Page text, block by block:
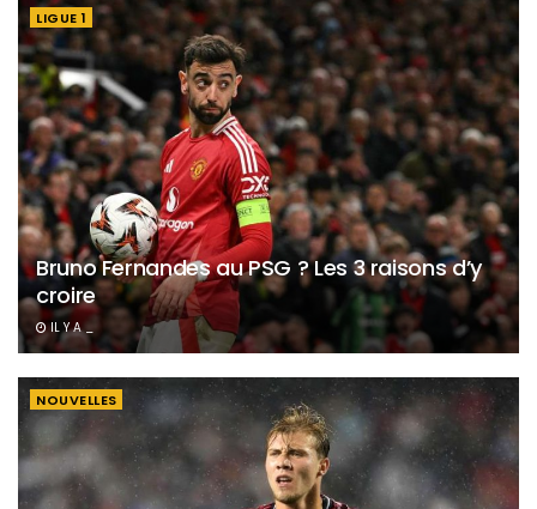
LIGUE 1
Bruno Fernandes au PSG ? Les 3 raisons d’y
croire
IL Y A _
NOUVELLES